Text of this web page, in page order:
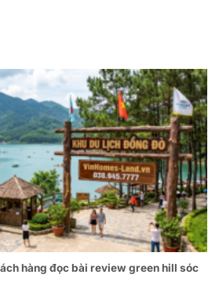
hàng đọc bài review green hill sóc